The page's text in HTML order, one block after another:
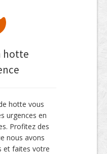
hotte
hotte vous
urgences en
Profitez des
nous avons
et faites votre